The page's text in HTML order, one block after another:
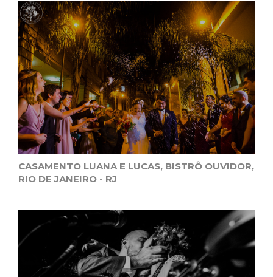
CASAMENTO LUANA E LUCAS, BISTRÔ OUVIDOR,
RIO DE JANEIRO - RJ